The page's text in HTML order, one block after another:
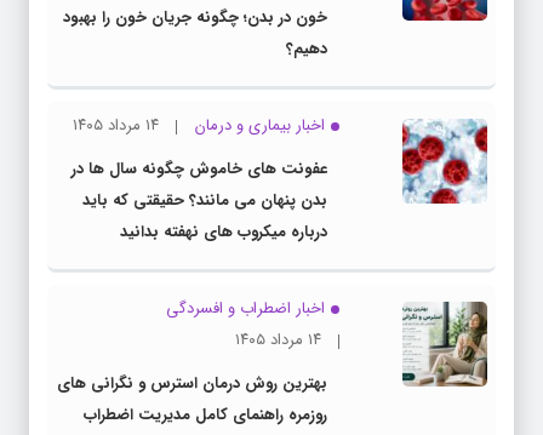
خون در بدن؛ چگونه جریان خون را بهبود
دهیم؟
اخبار بیماری و درمان
۱۴ مرداد ۱۴۰۵
عفونت های خاموش چگونه سال ها در
بدن پنهان می مانند؟ حقیقتی که باید
درباره میکروب های نهفته بدانید
اخبار اضطراب و افسردگی
۱۴ مرداد ۱۴۰۵
بهترین روش درمان استرس و نگرانی های
روزمره راهنمای کامل مدیریت اضطراب